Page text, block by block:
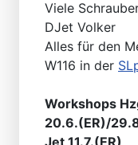
Viele
DJet Volker
Alles für den
W116 in der
Workshops
20.6.(ER)/